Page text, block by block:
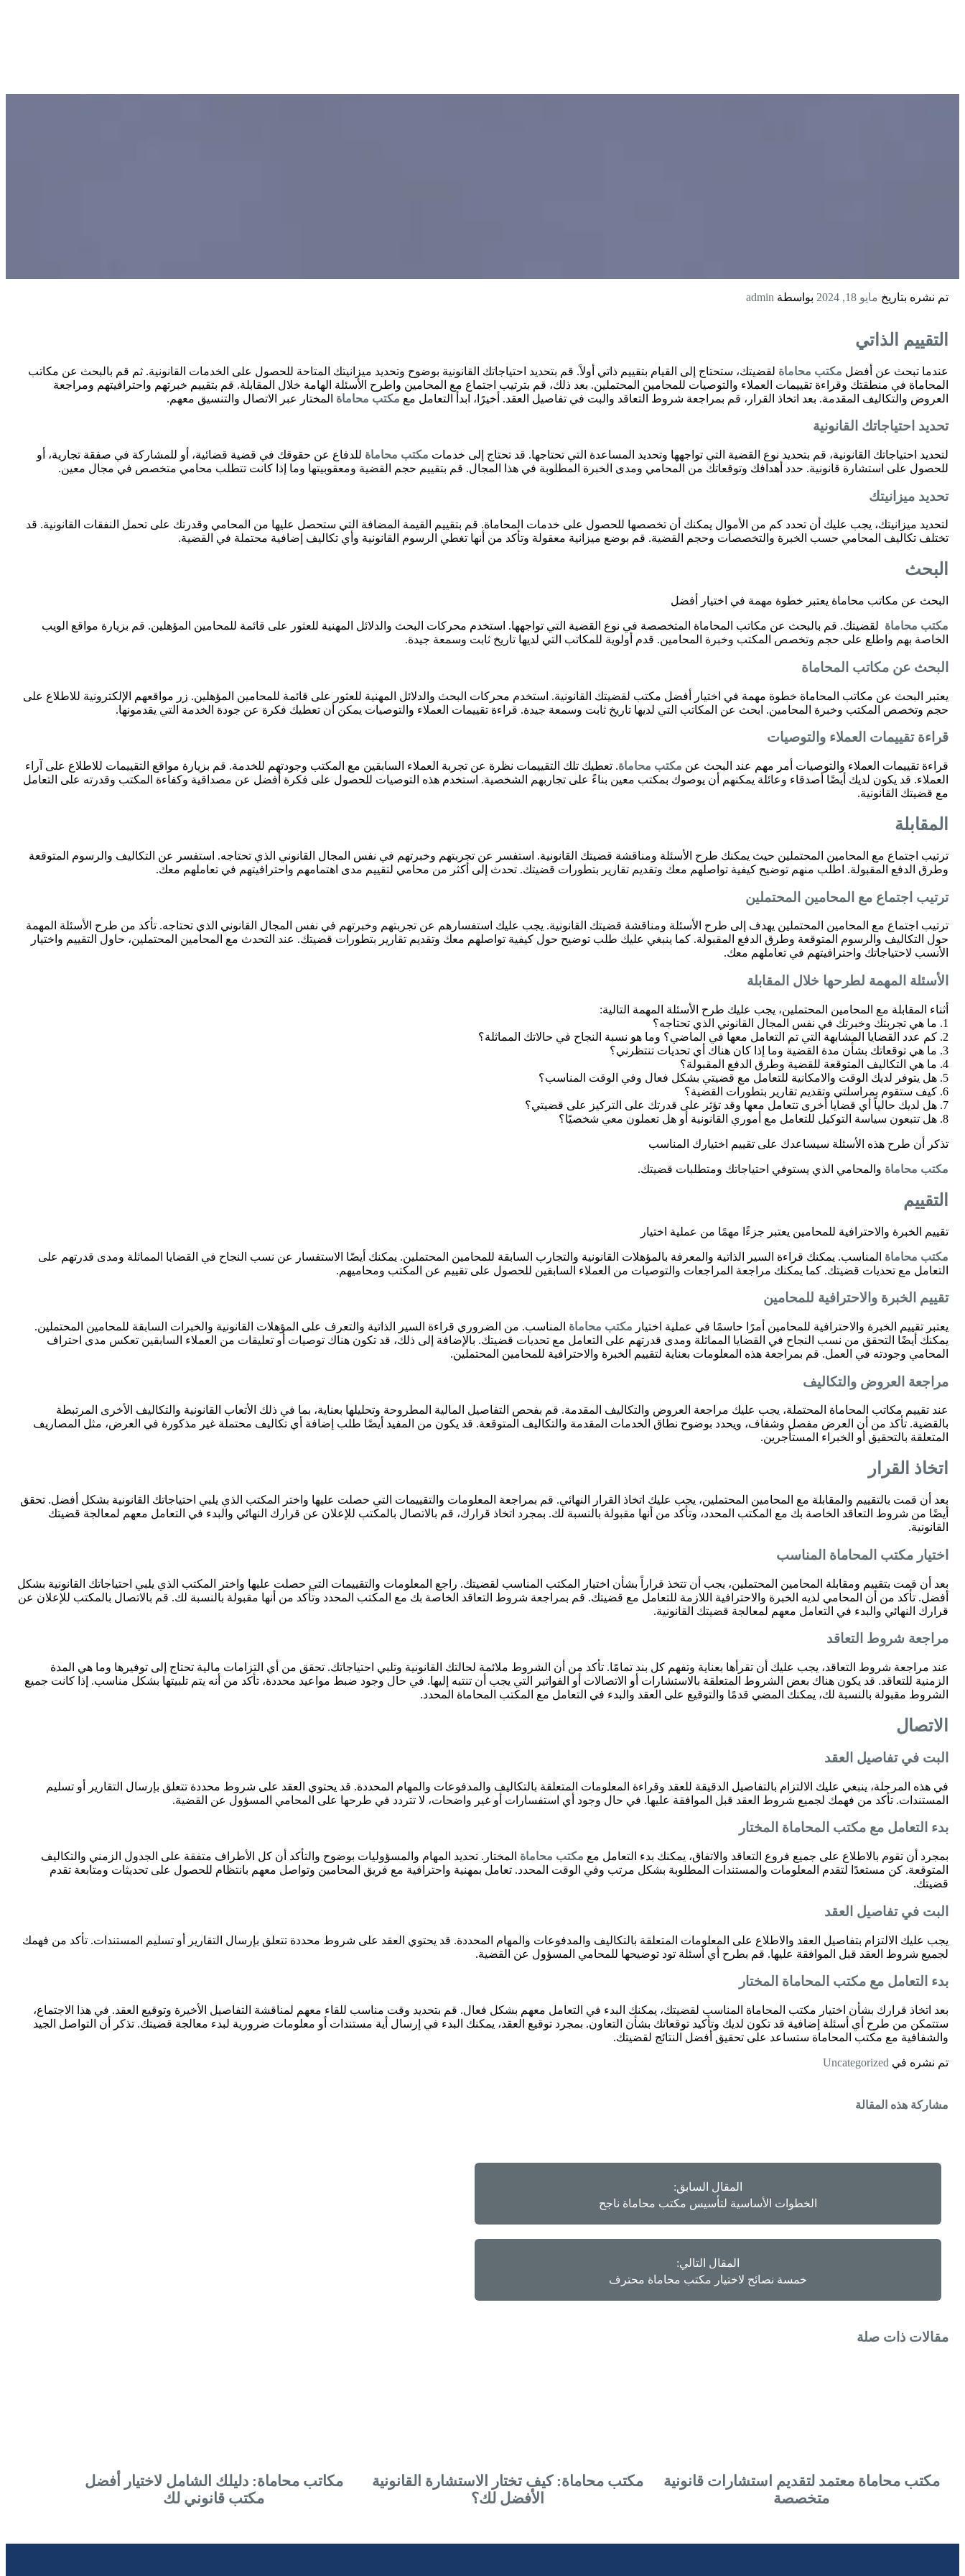
تم نشره بتاريخ مايو 18, 2024 بواسطة admin
التقييم الذاتي
عندما تبحث عن أفضل مكتب محاماة لقضيتك، ستحتاج إلى القيام بتقييم ذاتي أولاً. قم بتحديد احتياجاتك القانونية بوضوح وتحديد ميزانيتك المتاحة للحصول على الخدمات القانونية. ثم قم بالبحث عن مكاتب
المحاماة في منطقتك وقراءة تقييمات العملاء والتوصيات للمحامين المحتملين. بعد ذلك، قم بترتيب اجتماع مع المحامين واطرح الأسئلة الهامة خلال المقابلة. قم بتقييم خبرتهم واحترافيتهم ومراجعة
العروض والتكاليف المقدمة. بعد اتخاذ القرار، قم بمراجعة شروط التعاقد والبت في تفاصيل العقد. أخيرًا، ابدأ التعامل مع مكتب محاماة المختار عبر الاتصال والتنسيق معهم.
تحديد احتياجاتك القانونية
لتحديد احتياجاتك القانونية، قم بتحديد نوع القضية التي تواجهها وتحديد المساعدة التي تحتاجها. قد تحتاج إلى خدمات مكتب محاماة للدفاع عن حقوقك في قضية قضائية، أو للمشاركة في صفقة تجارية، أو
للحصول على استشارة قانونية. حدد أهدافك وتوقعاتك من المحامي ومدى الخبرة المطلوبة في هذا المجال. قم بتقييم حجم القضية ومعقوبيتها وما إذا كانت تتطلب محامي متخصص في مجال معين.
تحديد ميزانيتك
لتحديد ميزانيتك، يجب عليك أن تحدد كم من الأموال يمكنك أن تخصصها للحصول على خدمات المحاماة. قم بتقييم القيمة المضافة التي ستحصل عليها من المحامي وقدرتك على تحمل النفقات القانونية. قد
تختلف تكاليف المحامي حسب الخبرة والتخصصات وحجم القضية. قم بوضع ميزانية معقولة وتأكد من أنها تغطي الرسوم القانونية وأي تكاليف إضافية محتملة في القضية.
البحث
البحث عن مكاتب محاماة يعتبر خطوة مهمة في اختيار أفضل
مكتب محاماة لقضيتك. قم بالبحث عن مكاتب المحاماة المتخصصة في نوع القضية التي تواجهها. استخدم محركات البحث والدلائل المهنية للعثور على قائمة للمحامين المؤهلين. قم بزيارة مواقع الويب
الخاصة بهم واطلع على حجم وتخصص المكتب وخبرة المحامين. قدم أولوية للمكاتب التي لديها تاريخ ثابت وسمعة جيدة.
البحث عن مكاتب المحاماة
يعتبر البحث عن مكاتب المحاماة خطوة مهمة في اختيار أفضل مكتب لقضيتك القانونية. استخدم محركات البحث والدلائل المهنية للعثور على قائمة للمحامين المؤهلين. زر مواقعهم الإلكترونية للاطلاع على
حجم وتخصص المكتب وخبرة المحامين. ابحث عن المكاتب التي لديها تاريخ ثابت وسمعة جيدة. قراءة تقييمات العملاء والتوصيات يمكن أن تعطيك فكرة عن جودة الخدمة التي يقدمونها.
قراءة تقييمات العملاء والتوصيات
قراءة تقييمات العملاء والتوصيات أمر مهم عند البحث عن مكتب محاماة. تعطيك تلك التقييمات نظرة عن تجربة العملاء السابقين مع المكتب وجودتهم للخدمة. قم بزيارة مواقع التقييمات للاطلاع على آراء
العملاء. قد يكون لديك أيضًا أصدقاء وعائلة يمكنهم أن يوصوك بمكتب معين بناءً على تجاربهم الشخصية. استخدم هذه التوصيات للحصول على فكرة أفضل عن مصداقية وكفاءة المكتب وقدرته على التعامل
مع قضيتك القانونية.
المقابلة
ترتيب اجتماع مع المحامين المحتملين حيث يمكنك طرح الأسئلة ومناقشة قضيتك القانونية. استفسر عن تجربتهم وخبرتهم في نفس المجال القانوني الذي تحتاجه. استفسر عن التكاليف والرسوم المتوقعة
وطرق الدفع المقبولة. اطلب منهم توضيح كيفية تواصلهم معك وتقديم تقارير بتطورات قضيتك. تحدث إلى أكثر من محامي لتقييم مدى اهتمامهم واحترافيتهم في تعاملهم معك.
ترتيب اجتماع مع المحامين المحتملين
ترتيب اجتماع مع المحامين المحتملين يهدف إلى طرح الأسئلة ومناقشة قضيتك القانونية. يجب عليك استفسارهم عن تجربتهم وخبرتهم في نفس المجال القانوني الذي تحتاجه. تأكد من طرح الأسئلة المهمة
حول التكاليف والرسوم المتوقعة وطرق الدفع المقبولة. كما ينبغي عليك طلب توضيح حول كيفية تواصلهم معك وتقديم تقارير بتطورات قضيتك. عند التحدث مع المحامين المحتملين، حاول التقييم واختيار
الأنسب لاحتياجاتك واحترافيتهم في تعاملهم معك.
الأسئلة المهمة لطرحها خلال المقابلة
أثناء المقابلة مع المحامين المحتملين، يجب عليك طرح الأسئلة المهمة التالية:
1. ما هي تجربتك وخبرتك في نفس المجال القانوني الذي تحتاجه؟
2. كم عدد القضايا المشابهة التي تم التعامل معها في الماضي؟ وما هو نسبة النجاح في حالاتك المماثلة؟
3. ما هي توقعاتك بشأن مدة القضية وما إذا كان هناك أي تحديات تنتظرني؟
4. ما هي التكاليف المتوقعة للقضية وطرق الدفع المقبولة؟
5. هل يتوفر لديك الوقت والامكانية للتعامل مع قضيتي بشكل فعال وفي الوقت المناسب؟
6. كيف ستقوم بمراسلتي وتقديم تقارير بتطورات القضية؟
7. هل لديك حالياً أي قضايا أخرى تتعامل معها وقد تؤثر على قدرتك على التركيز على قضيتي؟
8. هل تتبعون سياسة التوكيل للتعامل مع أموري القانونية أو هل تعملون معي شخصيًا؟
تذكر أن طرح هذه الأسئلة سيساعدك على تقييم اختيارك المناسب
مكتب محاماة والمحامي الذي يستوفي احتياجاتك ومتطلبات قضيتك.
التقييم
تقييم الخبرة والاحترافية للمحامين يعتبر جزءًا مهمًا من عملية اختيار
مكتب محاماة المناسب. يمكنك قراءة السير الذاتية والمعرفة بالمؤهلات القانونية والتجارب السابقة للمحامين المحتملين. يمكنك أيضًا الاستفسار عن نسب النجاح في القضايا المماثلة ومدى قدرتهم على
التعامل مع تحديات قضيتك. كما يمكنك مراجعة المراجعات والتوصيات من العملاء السابقين للحصول على تقييم عن المكتب ومحاميهم.
تقييم الخبرة والاحترافية للمحامين
يعتبر تقييم الخبرة والاحترافية للمحامين أمرًا حاسمًا في عملية اختيار مكتب محاماة المناسب. من الضروري قراءة السير الذاتية والتعرف على المؤهلات القانونية والخبرات السابقة للمحامين المحتملين.
يمكنك أيضًا التحقق من نسب النجاح في القضايا المماثلة ومدى قدرتهم على التعامل مع تحديات قضيتك. بالإضافة إلى ذلك، قد تكون هناك توصيات أو تعليقات من العملاء السابقين تعكس مدى احتراف
المحامي وجودته في العمل. قم بمراجعة هذه المعلومات بعناية لتقييم الخبرة والاحترافية للمحامين المحتملين.
مراجعة العروض والتكاليف
عند تقييم مكاتب المحاماة المحتملة، يجب عليك مراجعة العروض والتكاليف المقدمة. قم بفحص التفاصيل المالية المطروحة وتحليلها بعناية، بما في ذلك الأتعاب القانونية والتكاليف الأخرى المرتبطة
بالقضية. تأكد من أن العرض مفصل وشفاف، ويحدد بوضوح نطاق الخدمات المقدمة والتكاليف المتوقعة. قد يكون من المفيد أيضًا طلب إضافة أي تكاليف محتملة غير مذكورة في العرض، مثل المصاريف
المتعلقة بالتحقيق أو الخبراء المستأجرين.
اتخاذ القرار
بعد أن قمت بالتقييم والمقابلة مع المحامين المحتملين، يجب عليك اتخاذ القرار النهائي. قم بمراجعة المعلومات والتقييمات التي حصلت عليها واختر المكتب الذي يلبي احتياجاتك القانونية بشكل أفضل. تحقق
أيضًا من شروط التعاقد الخاصة بك مع المكتب المحدد، وتأكد من أنها مقبولة بالنسبة لك. بمجرد اتخاذ قرارك، قم بالاتصال بالمكتب للإعلان عن قرارك النهائي والبدء في التعامل معهم لمعالجة قضيتك
القانونية.
اختيار مكتب المحاماة المناسب
بعد أن قمت بتقييم ومقابلة المحامين المحتملين، يجب أن تتخذ قراراً بشأن اختيار المكتب المناسب لقضيتك. راجع المعلومات والتقييمات التي حصلت عليها واختر المكتب الذي يلبي احتياجاتك القانونية بشكل
أفضل. تأكد من أن المحامي لديه الخبرة والاحترافية اللازمة للتعامل مع قضيتك. قم بمراجعة شروط التعاقد الخاصة بك مع المكتب المحدد وتأكد من أنها مقبولة بالنسبة لك. قم بالاتصال بالمكتب للإعلان عن
قرارك النهائي والبدء في التعامل معهم لمعالجة قضيتك القانونية.
مراجعة شروط التعاقد
عند مراجعة شروط التعاقد، يجب عليك أن تقرأها بعناية وتفهم كل بند تمامًا. تأكد من أن الشروط ملائمة لحالتك القانونية وتلبي احتياجاتك. تحقق من أي التزامات مالية تحتاج إلى توفيرها وما هي المدة
الزمنية للتعاقد. قد يكون هناك بعض الشروط المتعلقة بالاستشارات أو الاتصالات أو الفواتير التي يجب أن تنتبه إليها. في حال وجود ضبط مواعيد محددة، تأكد من أنه يتم تلبيتها بشكل مناسب. إذا كانت جميع
الشروط مقبولة بالنسبة لك، يمكنك المضي قدمًا والتوقيع على العقد والبدء في التعامل مع المكتب المحاماة المحدد.
الاتصال
البت في تفاصيل العقد
في هذه المرحلة، ينبغي عليك الالتزام بالتفاصيل الدقيقة للعقد وقراءة المعلومات المتعلقة بالتكاليف والمدفوعات والمهام المحددة. قد يحتوي العقد على شروط محددة تتعلق بإرسال التقارير أو تسليم
المستندات. تأكد من فهمك لجميع شروط العقد قبل الموافقة عليها. في حال وجود أي استفسارات أو غير واضحات، لا تتردد في طرحها على المحامي المسؤول عن القضية.
بدء التعامل مع مكتب المحاماة المختار
بمجرد أن تقوم بالاطلاع على جميع فروع التعاقد والاتفاق، يمكنك بدء التعامل مع مكتب محاماة المختار. تحديد المهام والمسؤوليات بوضوح والتأكد أن كل الأطراف متفقة على الجدول الزمني والتكاليف
المتوقعة. كن مستعدًا لتقدم المعلومات والمستندات المطلوبة بشكل مرتب وفي الوقت المحدد. تعامل بمهنية واحترافية مع فريق المحامين وتواصل معهم بانتظام للحصول على تحديثات ومتابعة تقدم
قضيتك.
البت في تفاصيل العقد
يجب عليك الالتزام بتفاصيل العقد والاطلاع على المعلومات المتعلقة بالتكاليف والمدفوعات والمهام المحددة. قد يحتوي العقد على شروط محددة تتعلق بإرسال التقارير أو تسليم المستندات. تأكد من فهمك
لجميع شروط العقد قبل الموافقة عليها. قم بطرح أي أسئلة تود توضيحها للمحامي المسؤول عن القضية.
بدء التعامل مع مكتب المحاماة المختار
بعد اتخاذ قرارك بشأن اختيار مكتب المحاماة المناسب لقضيتك، يمكنك البدء في التعامل معهم بشكل فعال. قم بتحديد وقت مناسب للقاء معهم لمناقشة التفاصيل الأخيرة وتوقيع العقد. في هذا الاجتماع،
ستتمكن من طرح أي أسئلة إضافية قد تكون لديك وتأكيد توقعاتك بشأن التعاون. بمجرد توقيع العقد، يمكنك البدء في إرسال أية مستندات أو معلومات ضرورية لبدء معالجة قضيتك. تذكر أن التواصل الجيد
والشفافية مع مكتب المحاماة ستساعد على تحقيق أفضل النتائج لقضيتك.
تم نشره في Uncategorized
مشاركة هذه المقالة
المقال السابق:
الخطوات الأساسية لتأسيس مكتب محاماة ناجح
المقال التالي:
خمسة نصائح لاختيار مكتب محاماة محترف
مقالات ذات صلة
مكتب محاماة معتمد لتقديم استشارات قانونية
متخصصة
مكتب محاماة: كيف تختار الاستشارة القانونية
الأفضل لك؟
مكاتب محاماة: دليلك الشامل لاختيار أفضل
مكتب قانوني لك